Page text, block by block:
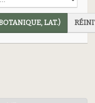
LAT.)